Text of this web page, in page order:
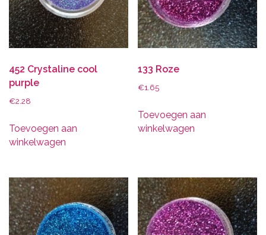
452 Crystaline cool
purple
€2.28
Toevoegen aan
winkelwagen
133 Roze
€1.65
Toevoegen aan
winkelwagen